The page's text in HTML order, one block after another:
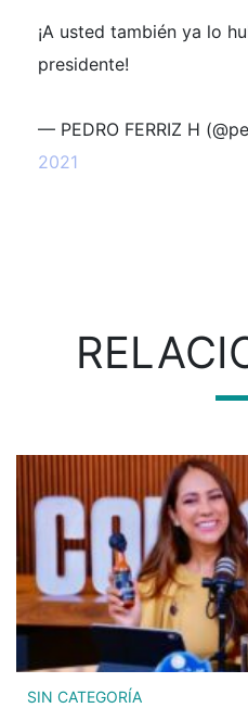
¡A usted también ya lo
presidente!
— PEDRO FERRIZ H
2021
SIN CATEGORÍA